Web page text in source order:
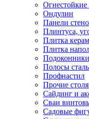
Огнестойкие
Ондулин
Панели
Плинтуса,
Плитка
Плитка
Полосы
Профнастил
Прочие
Сайдинг и
Сваи
Садовые